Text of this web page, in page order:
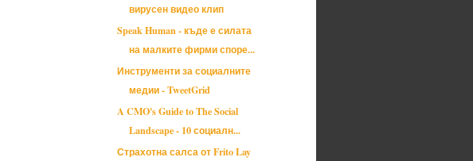
вирусен видео клип
Speak Human - къде е силата
на малките фирми споре...
Инструменти за социалните
медии - TweetGrid
A CMO's Guide to The Social
Landscape - 10 социалн...
Страхотна салса от Frito Lay